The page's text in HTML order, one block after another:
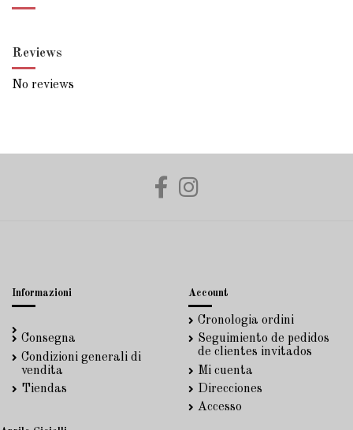
Reviews
No reviews
Informazioni
Consegna
Condizioni generali di
vendita
Tiendas
Account
Cronologia ordini
Seguimiento de pedidos
de clientes invitados
Mi cuenta
Direcciones
Accesso